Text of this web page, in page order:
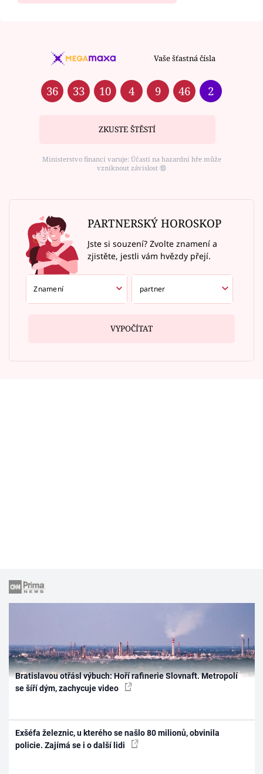
Vaše šťastná čísla
36 33 10 4 9 46 2
ZKUSTE ŠTĚSTÍ
Ministerstvo financí varuje: Účastí na hazardní hře může
vzniknout závislost ⑱
PARTNERSKÝ HOROSKOP
Jste si souzení? Zvolte znamení a
zjistěte, jestli vám hvězdy přejí.
VYPOČÍTAT
Bratislavou otřásl výbuch: Hoří rafinerie Slovnaft. Metropolí
se šíří dým, zachycuje video
Exšéfa železnic, u kterého se našlo 80 milionů, obvinila
policie. Zajímá se i o další lidi